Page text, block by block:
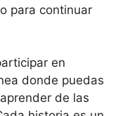
para continuar
en
donde puedas
de las